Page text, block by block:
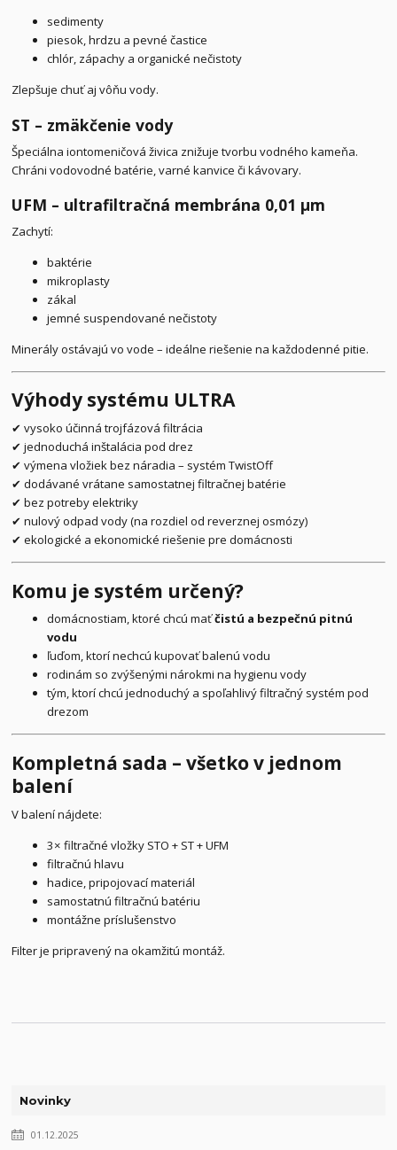
Novinky
01.12.2025
sedimenty
piesok, hrdzu a pevné častice
chlór, zápachy a organické nečistoty
Zlepšuje chuť aj vôňu vody.
ST – zmäkčenie vody
Špeciálna iontomeničová živica znižuje tvorbu vodného kameňa.
Chráni vodovodné batérie, varné kanvice či kávovary.
UFM – ultrafiltračná membrána 0,01 μm
Zachytí:
baktérie
mikroplasty
zákal
jemné suspendované nečistoty
Minerály ostávajú vo vode – ideálne riešenie na každodenné pitie.
Výhody systému ULTRA
✔ vysoko účinná trojfázová filtrácia
✔ jednoduchá inštalácia pod drez
✔ výmena vložiek bez náradia – systém TwistOff
✔ dodávané vrátane samostatnej filtračnej batérie
✔ bez potreby elektriky
✔ nulový odpad vody (na rozdiel od reverznej osmózy)
✔ ekologické a ekonomické riešenie pre domácnosti
Komu je systém určený?
domácnostiam, ktoré chcú maťčistú a bezpečnú pitnú
vodu
ľuďom, ktorí nechcú kupovať balenú vodu
rodinám so zvýšenými nárokmi na hygienu vody
tým, ktorí chcú jednoduchý a spoľahlivý filtračný systém pod
drezom
Kompletná sada – všetko v jednom
balení
V balení nájdete:
3× filtračné vložky STO + ST + UFM
filtračnú hlavu
hadice, pripojovací materiál
samostatnú filtračnú batériu
montážne príslušenstvo
Filter je pripravený na okamžitú montáž.